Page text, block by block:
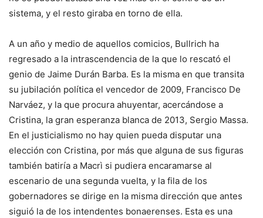
sistema, y el resto giraba en torno de ella.
A un año y medio de aquellos comicios, Bullrich ha
regresado a la intrascendencia de la que lo rescató el
genio de Jaime Durán Barba. Es la misma en que transita
su jubilación política el vencedor de 2009, Francisco De
Narváez, y la que procura ahuyentar, acercándose a
Cristina, la gran esperanza blanca de 2013, Sergio Massa.
En el justicialismo no hay quien pueda disputar una
elección con Cristina, por más que alguna de sus figuras
también batiría a Macrì si pudiera encaramarse al
escenario de una segunda vuelta, y la fila de los
gobernadores se dirige en la misma dirección que antes
siguió la de los intendentes bonaerenses. Esta es una